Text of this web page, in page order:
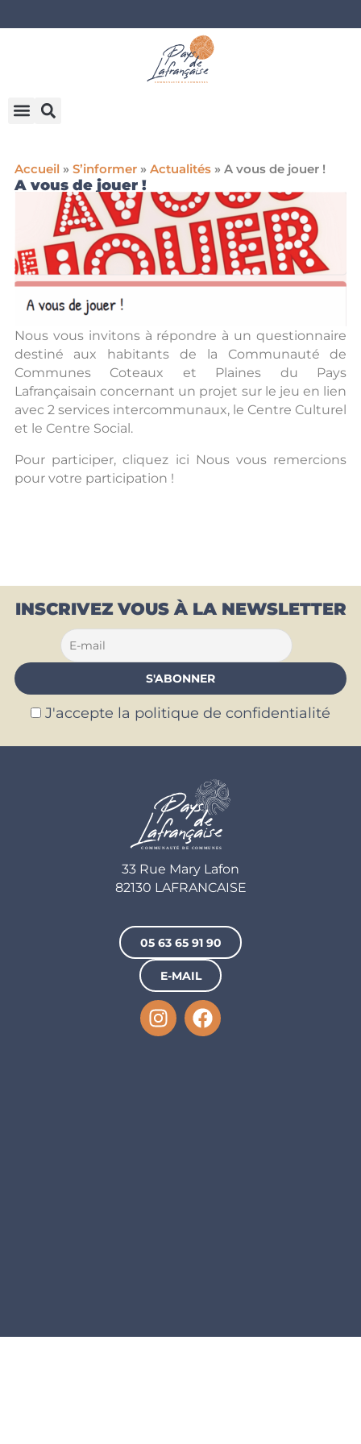
Accueil » S’informer» Actualités» A vous de jouer !
A vous de jouer !
Nous vous invitons à répondre à un questionnaire
destiné aux habitants de la Communauté de
Communes Coteaux et Plaines du Pays
Lafrançaisain concernant un projet sur le jeu en lien
avec 2 services intercommunaux, le Centre Culturel
et le Centre Social.
Pour participer,cliquez ici Nous vous remercions
pour votre participation !
INSCRIVEZ VOUS À LA NEWSLETTER
J'accepte la politique de confidentialité
33 Rue Mary Lafon
82130 LAFRANCAISE
05 63 65 91 90
E-MAIL